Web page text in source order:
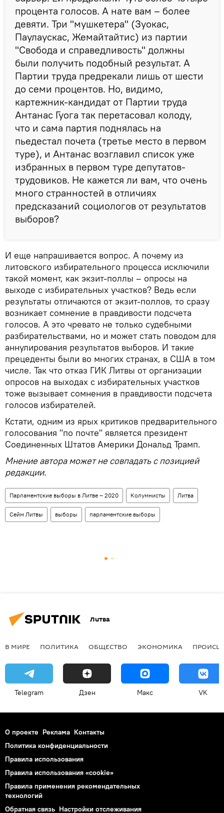
процента голосов. А нате вам – более
девяти. Три "мушкетера" (Зуокас,
Паулаускас, Жемайтайтис) из партии
"Свобода и справедливость" должны
были получить подобный результат. А
Партии труда предрекали лишь от шести
до семи процентов. Но, видимо,
картежник-кандидат от Партии труда
Антанас Гуога так перетасовал колоду,
что и сама партия поднялась на
пьедестал почета (третье место в первом
туре), и Антанас возглавил список уже
избранных в первом туре депутатов-
трудовиков. Не кажется ли вам, что очень
много странностей в отличиях
предсказаний социологов от результатов
выборов?
И еще напрашивается вопрос. А почему из
литовского избирательного процесса исключили
такой момент, как экзит-поллы – опросы на
выходе с избирательных участков? Ведь если
результаты отличаются от экзит-поллов, то сразу
возникает сомнение в правдивости подсчета
голосов. А это чревато не только судебными
разбирательствами, но и может стать поводом для
аннулирования результатов выборов. И такие
прецеденты были во многих странах, в США в том
числе. Так что отказ ГИК Литвы от организации
опросов на выходах с избирательных участков
тоже вызывает сомнения в правдивости подсчета
голосов избирателей.
Кстати, одним из ярых критиков предварительного
голосования "по почте" является президент
Соединенных Штатов Америки Дональд Трамп.
Мнение автора может не совпадать с позицией
редакции.
Парламентские выборы в Литве – 2020 Колумнисты Литва
Сейм Литвы выборы парламентские выборы
Литва
В МИРЕ ПОЛИТИКА ОБЩЕСТВО ЭКОНОМИКА
Telegram Дзен Макс VK
О проекте Реклама Контакты
Политика конфиденциальности
Правила использования
Правила использования «cookie»
Правила применения рекомендательных
технологий
Обратная связь Настройки отслеживания